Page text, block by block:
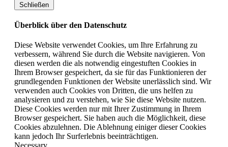
Schließen
Überblick über den Datenschutz
Diese Website verwendet Cookies, um Ihre Erfahrung zu
verbessern, während Sie durch die Website navigieren. Von
diesen werden die als notwendig eingestuften Cookies in
Ihrem Browser gespeichert, da sie für das Funktionieren der
grundlegenden Funktionen der Website unerlässlich sind. Wir
verwenden auch Cookies von Dritten, die uns helfen zu
analysieren und zu verstehen, wie Sie diese Website nutzen.
Diese Cookies werden nur mit Ihrer Zustimmung in Ihrem
Browser gespeichert. Sie haben auch die Möglichkeit, diese
Cookies abzulehnen. Die Ablehnung einiger dieser Cookies
kann jedoch Ihr Surferlebnis beeinträchtigen.
Necessary